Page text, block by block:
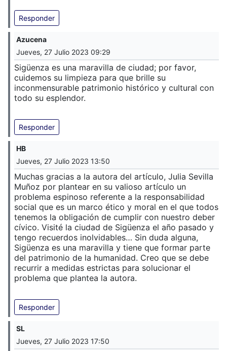
Responder
Azucena
Jueves, 27 Julio 2023 09:29
Sigüenza es una maravilla de ciudad; por favor,
cuidemos su limpieza para que brille su
inconmensurable patrimonio histórico y cultural con
todo su esplendor.
Responder
HB
Jueves, 27 Julio 2023 13:50
Muchas gracias a la autora del artículo, Julia Sevilla
Muñoz por plantear en su valioso artículo un
problema espinoso referente a la responsabilidad
social que es un marco ético y moral en el que todos
tenemos la obligación de cumplir con nuestro deber
cívico. Visité la ciudad de Sigüenza el año pasado y
tengo recuerdos inolvidables… Sin duda alguna,
Sigüenza es una maravilla y tiene que formar parte
del patrimonio de la humanidad. Creo que se debe
recurrir a medidas estrictas para solucionar el
problema que plantea la autora.
Responder
SL
Jueves, 27 Julio 2023 17:50